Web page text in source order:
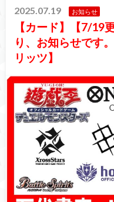
2025.07.19 お知らせ
【カード】【7/19
り、お知らせです
リッツ】